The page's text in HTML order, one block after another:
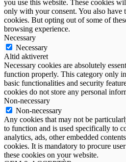
you use this website. These cookies
only with your consent. You also have
cookies. But opting out of some of
browsing experience.
Necessary
Necessary
Altid aktiveret
Necessary cookies are absolutely
function properly. This category only
basic functionalities and security
cookies do not store any personal
Non-necessary
Non-necessary
Any cookies that may not be
to function and is used specifically to
analytics, ads, other embedded
cookies. It is mandatory to procure
these cookies on your website.